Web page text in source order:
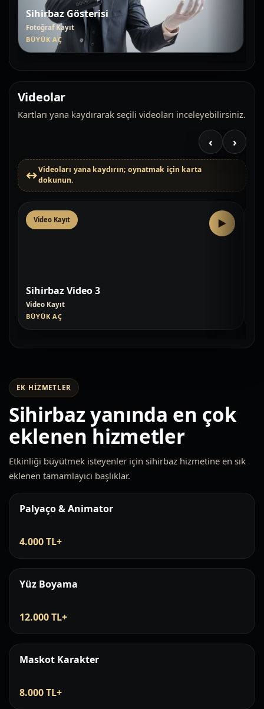
Sihirbaz Gösterisi
Fotoğraf Kayıt
BÜYÜK AÇ
Videolar
Kartları yana kaydırarak seçili videoları inceleyebilirsiniz.
‹ ›
Videoları yana kaydırın; oynatmak için karta
dokunun.
Video Kayıt ▶
Sihirbaz Video 3
Video Kayıt
BÜYÜK AÇ
EK HIZMETLER
Sihirbaz yanında en çok
eklenen hizmetler
Etkinliği büyütmek isteyenler için sihirbaz hizmetine en sık
eklenen tamamlayıcı başlıklar.
Palyaço & Animator
4.000 TL+
Yüz Boyama
12.000 TL+
Maskot Karakter
8.000 TL+